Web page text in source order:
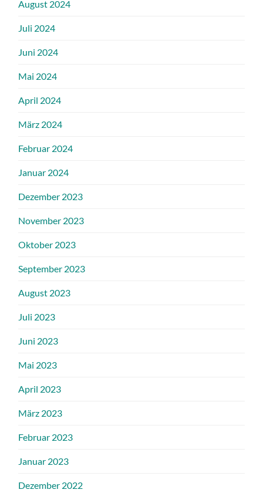
August 2024
Juli 2024
Juni 2024
Mai 2024
April 2024
März 2024
Februar 2024
Januar 2024
Dezember 2023
November 2023
Oktober 2023
September 2023
August 2023
Juli 2023
Juni 2023
Mai 2023
April 2023
März 2023
Februar 2023
Januar 2023
Dezember 2022